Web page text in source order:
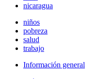
nicaragua
niños
pobreza
salud
trabajo
Información general